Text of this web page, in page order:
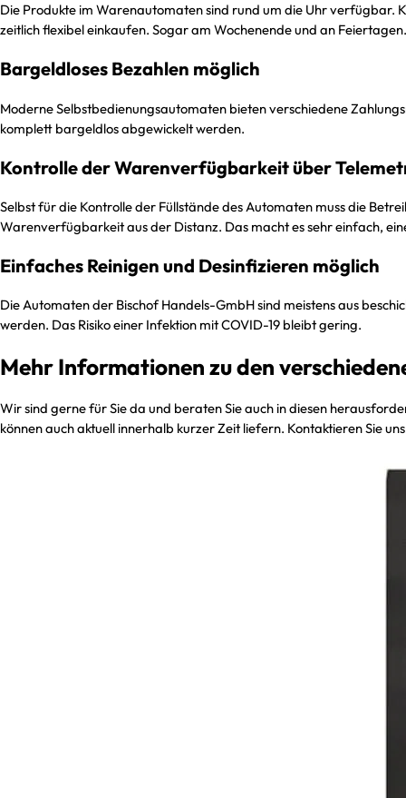
Die Produkte im Warenautomaten sind rund um die Uhr verfügbar.
zeitlich flexibel einkaufen. Sogar am Wochenende und an Feiertagen.
Bargeldloses Bezahlen möglich
Moderne Selbstbedienungsautomaten bieten verschiedene
komplett bargeldlos abgewickelt werden.
Kontrolle der Warenverfügbarkeit über
Selbst für die Kontrolle der Füllstände des Automaten muss die
Warenverfügbarkeit aus der Distanz. Das macht es sehr einfach,
Einfaches Reinigen und Desinfizieren möglich
Die Automaten der Bischof Handels-GmbH sind meistens aus
werden. Das Risiko einer Infektion mit COVID-19 bleibt gering.
Mehr Informationen zu den
Wir sind gerne für Sie da und beraten Sie auch in diesen
können auch aktuell innerhalb kurzer Zeit liefern. Kontaktieren Sie